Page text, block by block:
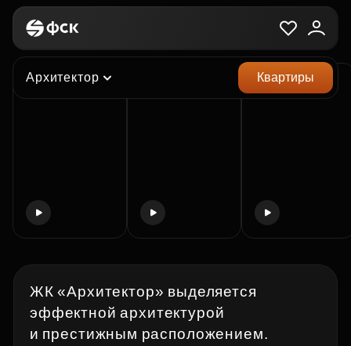
Архитектор Квартиры
ЖК «Архитектор»
Кратко о главном
ЖК «Архитектор» выделяется
эффектной архитектурой
и престижным расположением.